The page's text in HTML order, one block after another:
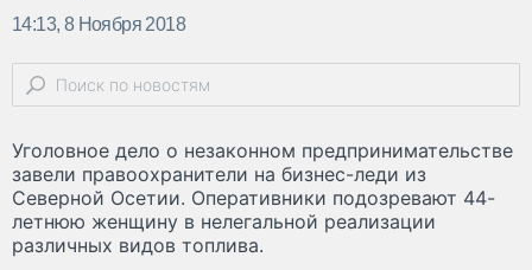
14:13, 8 Ноября 2018
Уголовное дело о незаконном предпринимательстве
завели правоохранители на бизнес-леди из
Северной Осетии. Оперативники подозревают 44-
летнюю женщину в нелегальной реализации
различных видов топлива.